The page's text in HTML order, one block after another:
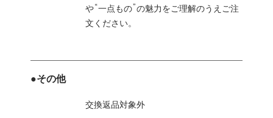
や“一点もの”の魅力をご理解のうえご注
文ください。
●その他
交換返品対象外